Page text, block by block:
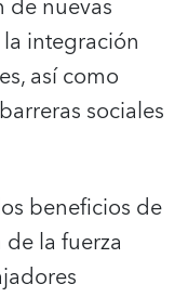
integración
así como
sociales
beneficios de
la fuerza